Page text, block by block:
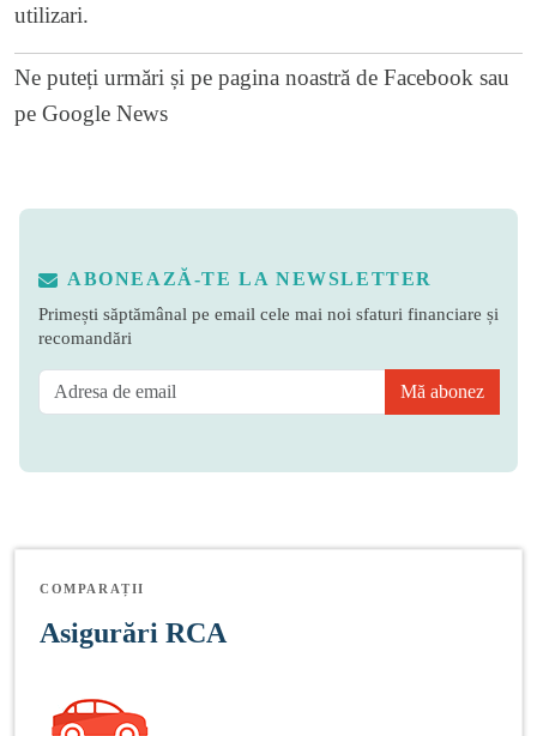
utilizari.
Ne puteți urmări și pe pagina noastră de Facebook sau
pe Google News
ABONEAZĂ-TE LA NEWSLETTER
Primești săptămânal pe email cele mai noi sfaturi financiare și
recomandări
Mă abonez
COMPARAȚII
Asigurări RCA